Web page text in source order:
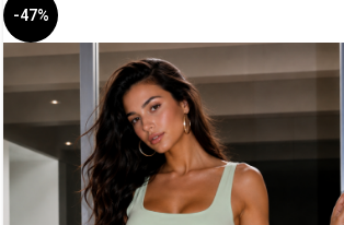
-47%